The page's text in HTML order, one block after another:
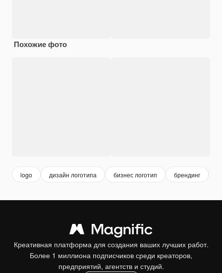
Похожие фото
logo дизайн логотипа бизнес логотип брендинг
Креативная платформа для создания ваших лучших работ.
Более 1 миллиона подписчиков среди креаторов,
предприятий, агентств и студий.